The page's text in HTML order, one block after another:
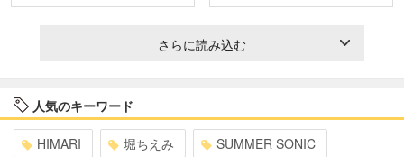
さらに読み込む
人気のキーワード
HIMARI 堀ちえみ SUMMER SONIC